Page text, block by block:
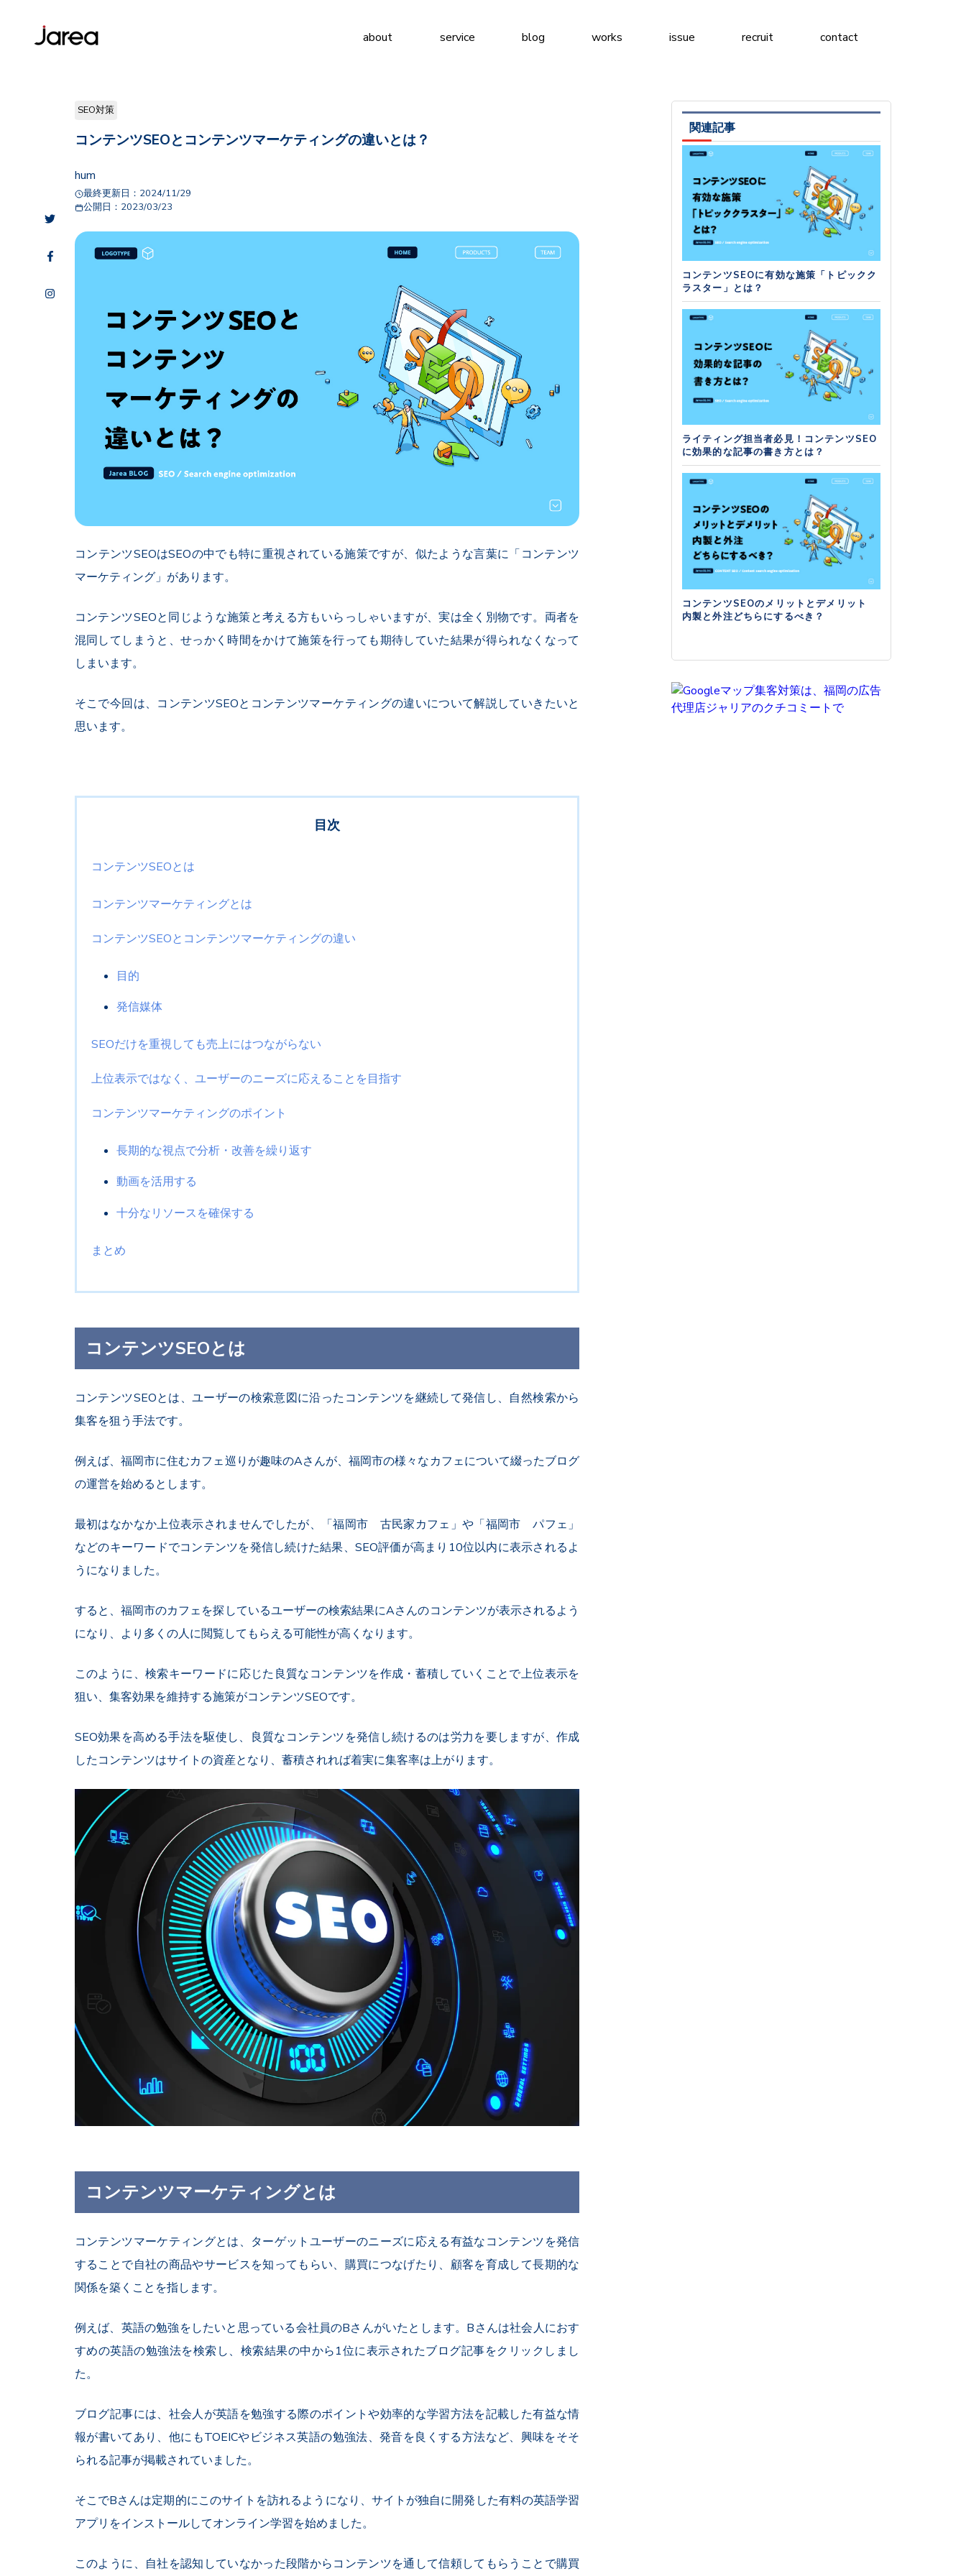
about service blog works issue recruit contact
SEO対策
コンテンツSEOとコンテンツマーケティングの違いとは？
hum
最終更新日： 2024/11/29
公開日： 2023/03/23
コンテンツSEOはSEOの中でも特に重視されている施策ですが、似たような言葉に「コンテンツ
マーケティング」があります。
コンテンツSEOと同じような施策と考える方もいらっしゃいますが、実は全く別物です。両者を
混同してしまうと、せっかく時間をかけて施策を行っても期待していた結果が得られなくなって
しまいます。
そこで今回は、コンテンツSEOとコンテンツマーケティングの違いについて解説していきたいと
思います。
目次
コンテンツSEOとは
コンテンツマーケティングとは
コンテンツSEOとコンテンツマーケティングの違い
目的
発信媒体
SEOだけを重視しても売上にはつながらない
上位表示ではなく、ユーザーのニーズに応えることを目指す
コンテンツマーケティングのポイント
長期的な視点で分析・改善を繰り返す
動画を活用する
十分なリソースを確保する
まとめ
コンテンツSEOとは
コンテンツSEOとは、ユーザーの検索意図に沿ったコンテンツを継続して発信し、自然検索から
集客を狙う手法です。
例えば、福岡市に住むカフェ巡りが趣味のAさんが、福岡市の様々なカフェについて綴ったブログ
の運営を始めるとします。
最初はなかなか上位表示されませんでしたが、「福岡市 古民家カフェ」や「福岡市 パフェ」
などのキーワードでコンテンツを発信し続けた結果、SEO評価が高まり10位以内に表示されるよ
うになりました。
すると、福岡市のカフェを探しているユーザーの検索結果にAさんのコンテンツが表示されるよう
になり、より多くの人に閲覧してもらえる可能性が高くなります。
このように、 検索キーワードに応じた良質なコンテンツを作成・蓄積していくことで上位表示を
狙い、集客効果を維持する施策がコンテンツSEOです。
SEO効果を高める手法を駆使し、良質なコンテンツを発信し続けるのは労力を要しますが、作成
したコンテンツはサイトの資産となり、蓄積されれば着実に集客率は上がります。
コンテンツマーケティングとは
コンテンツマーケティングとは、ターゲットユーザーのニーズに応える有益なコンテンツを発信
することで自社の商品やサービスを知ってもらい、購買につなげたり、顧客を育成して長期的な
関係を築くことを指します。
例えば、英語の勉強をしたいと思っている会社員のBさんがいたとします。Bさんは社会人におす
すめの英語の勉強法を検索し、検索結果の中から1位に表示されたブログ記事をクリックしまし
た。
ブログ記事には、社会人が英語を勉強する際のポイントや効率的な学習方法を記載した有益な情
報が書いてあり、他にもTOEICやビジネス英語の勉強法、発音を良くする方法など、興味をそそ
られる記事が掲載されていました。
そこでBさんは定期的にこのサイトを訪れるようになり、サイトが独自に開発した有料の英語学習
アプリをインストールしてオンライン学習を始めました。
このように、自社を認知していなかった段階からコンテンツを通して信頼してもらうことで購買
関連記事
コンテンツSEOに有効な施策「トピックク
ラスター」とは？
ライティング担当者必見！コンテンツSEO
に効果的な記事の書き方とは？
コンテンツSEOのメリットとデメリット
内製と外注どちらにするべき？